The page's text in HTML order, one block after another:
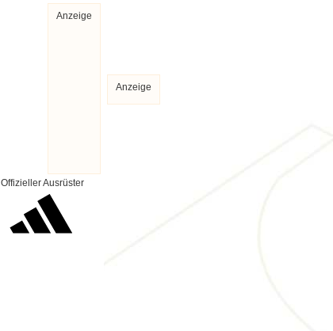
Anzeige
Offizieller Ausrüster
Anzeige